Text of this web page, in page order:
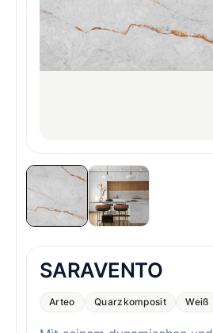
SARAVENTO
Arteo Quarzkomposit Weiß